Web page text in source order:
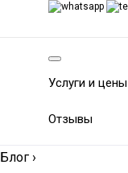
Услуги и цены
Отзывы
Блог ›